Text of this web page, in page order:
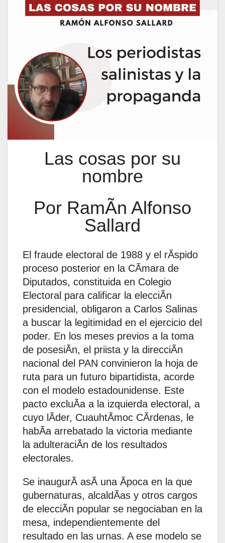
Las cosas por su
nombre
Por RamÃn Alfonso
Sallard
El fraude electoral de 1988 y el rÃspido
proceso posterior en la CÃmara de
Diputados, constituida en Colegio
Electoral para calificar la elecciÃn
presidencial, obligaron a Carlos Salinas
a buscar la legitimidad en el ejercicio del
poder. En los meses previos a la toma
de posesiÃn, el priista y la direcciÃn
nacional del PAN convinieron la hoja de
ruta para un futuro bipartidista, acorde
con el modelo estadounidense. Este
pacto excluÃa a la izquierda electoral, a
cuyo lÃder, CuauhtÃmoc CÃrdenas, le
habÃa arrebatado la victoria mediante
la adulteraciÃn de los resultados
electorales.
Se inaugurÃ asÃ una Ãpoca en la que
gubernaturas, alcaldÃas y otros cargos
de elecciÃn popular se negociaban en la
mesa, independientemente del
resultado en las urnas. A ese modelo se